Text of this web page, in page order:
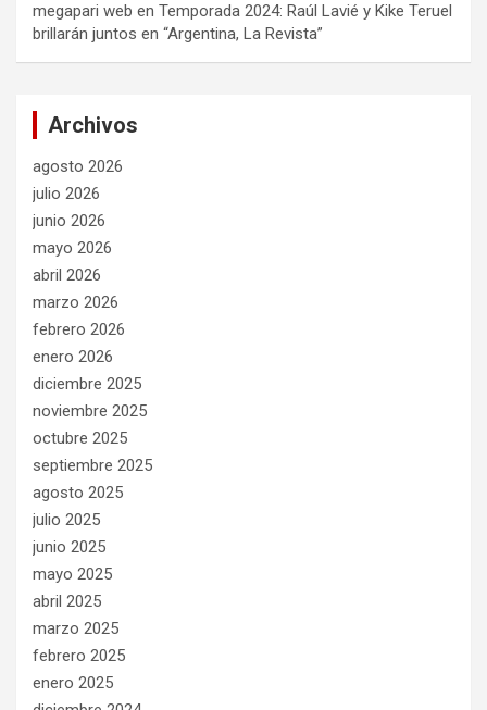
megapari web en Temporada 2024: Raúl Lavié y Kike Teruel
brillarán juntos en “Argentina, La Revista”
Archivos
agosto 2026
julio 2026
junio 2026
mayo 2026
abril 2026
marzo 2026
febrero 2026
enero 2026
diciembre 2025
noviembre 2025
octubre 2025
septiembre 2025
agosto 2025
julio 2025
junio 2025
mayo 2025
abril 2025
marzo 2025
febrero 2025
enero 2025